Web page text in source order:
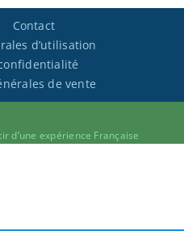
Contact
d’utilisation
de vente
d’une expérience Française